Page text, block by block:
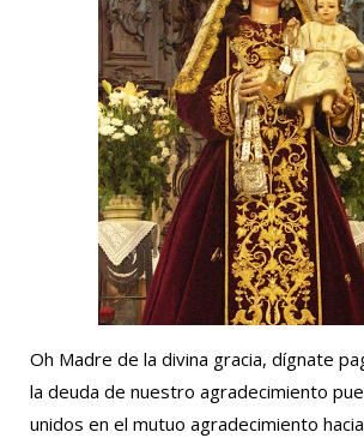
Oh Madre de la divina gracia, dígnate
la deuda de nuestro agradecimiento
unidos en el mutuo agradecimiento